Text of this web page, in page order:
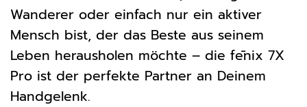
Wanderer oder einfach nur ein aktiver
Mensch bist, der das Beste aus seinem
Leben herausholen möchte – die fēnix 7X
Pro ist der perfekte Partner an Deinem
Handgelenk.